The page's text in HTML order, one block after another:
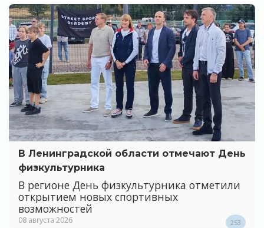
В Ленинградской области отмечают День
физкультурника
В регионе День физкультурника отметили
открытием новых спортивных
возможностей
08 августа 2026 253